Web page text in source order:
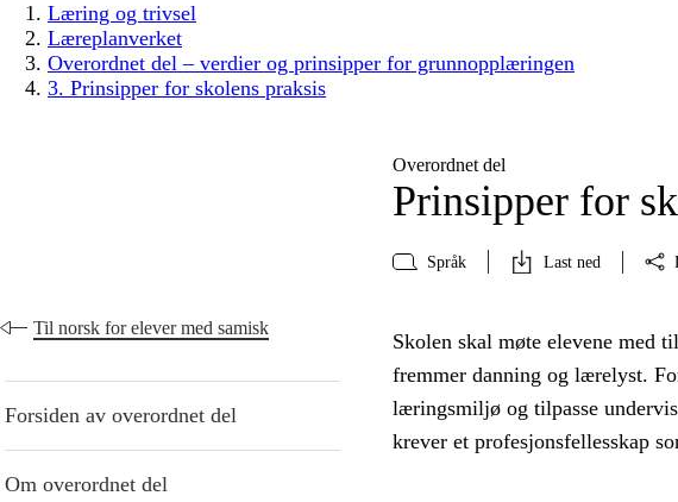
Læring og trivsel
Læreplanverket
Overordnet del – verdier og prinsipper for grunnopplæringen
3. Prinsipper for skolens praksis
Overordnet del
Prinsipper for
Språk Last ned
Til norsk for elever med samisk
Forsiden av overordnet del
Om overordnet del
Skolen skal møte elevene med
fremmer danning og lærelyst.
læringsmiljø og tilpasse
krever et profesjonsfellesskap